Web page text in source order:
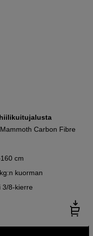
Carbon Fibre
cm
kuorman
3/8-kierre